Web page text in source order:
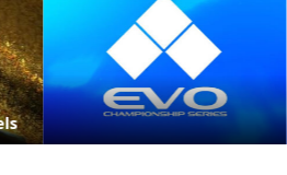
6
Mihos Draft (Résultats et
Photos 02/07/2023)